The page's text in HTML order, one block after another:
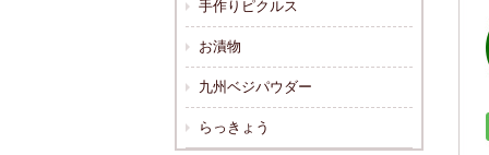
手作りピクルス
お漬物
九州ベジパウダー
らっきょう